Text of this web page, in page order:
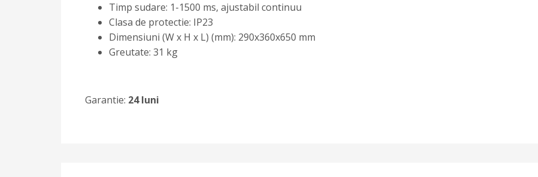
Timp sudare: 1-1500 ms, ajustabil continuu
Clasa de protectie: IP23
Dimensiuni (W x H x L) (mm): 290x360x650 mm
Greutate: 31 kg
Garantie: 24 luni